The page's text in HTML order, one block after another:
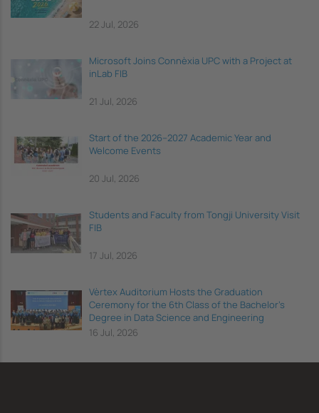
22 Jul, 2026
Microsoft Joins Connèxia UPC with a Project at
inLab FIB
21 Jul, 2026
Start of the 2026–2027 Academic Year and
Welcome Events
20 Jul, 2026
Students and Faculty from Tongji University Visit
FIB
17 Jul, 2026
Vèrtex Auditorium Hosts the Graduation
Ceremony for the 6th Class of the Bachelor's
Degree in Data Science and Engineering
16 Jul, 2026